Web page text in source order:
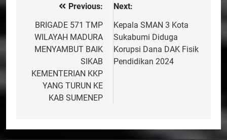
Navigasi
pos
Previous:
BRIGADE 571 TMP
WILAYAH MADURA
MENYAMBUT BAIK
SIKAB
KEMENTERIAN KKP
YANG TURUN KE
KAB SUMENEP
Next:
Kepala SMAN 3 Kota
Sukabumi Diduga
Korupsi Dana DAK Fisik
Pendidikan 2024